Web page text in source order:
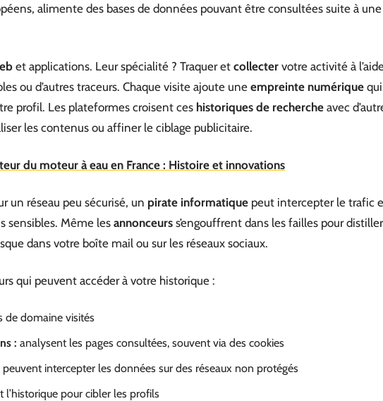
alimente des bases de données pouvant être consultées suite à
et applications. Leur spécialité ? Traquer et collecter votre activité à
ou d’autres traceurs. Chaque visite ajoute une empreinte numérique
profil. Les plateformes croisent ces historiques de recherche avec
les contenus ou affiner le ciblage publicitaire.
du moteur à eau en France : Histoire et innovations
un réseau peu sécurisé, un pirate informatique peut intercepter le trafic
sensibles. Même les annonceurs s’engouffrent dans les failles pour
dans votre boîte mail ou sur les réseaux sociaux.
qui peuvent accéder à votre historique :
de domaine visités
: analysent les pages consultées, souvent via des cookies
peuvent intercepter les données sur des réseaux non protégés
l’historique pour cibler les profils